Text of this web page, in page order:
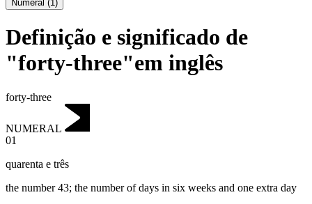
Numeral (1)
Definição e significado de
"forty-three"em inglês
forty-three
NUMERAL
01
quarenta e três
the number 43; the number of days in six weeks and one extra day